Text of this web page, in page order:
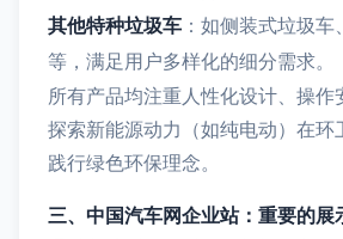
其他特种垃圾车 ：如侧装式垃圾
等，满足用户多样化的细分需求。
所有产品均注重人性化设计、操作
探索新能源动力（如纯电动）在环
践行绿色环保理念。
三、中国汽车网企业站：重要的展